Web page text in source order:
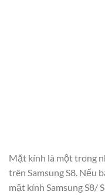
Mặt kính là một trong
trên Samsung S8. Nếu
mặt kính Samsung S8/